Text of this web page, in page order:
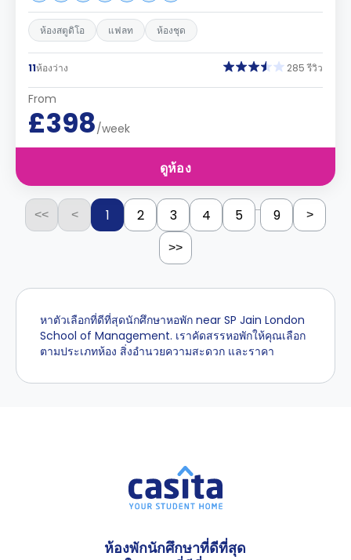
ห้องสตูดิโอ แฟลท ห้องชุด
11ห้องว่าง 285 รีวิว
From
£398/week
ดูห้อง
<< < 1 2 3 4 5 ... 9 >
>>
หาตัวเลือกที่ดีที่สุดนักศึกษาหอพัก near SP Jain London
School of Management. เราคัดสรรหอพักให้คุณเลือก
ตามประเภทห้อง สิ่งอำนวยความสะดวก และราคา
ห้องพักนักศึกษาที่ดีที่สุด